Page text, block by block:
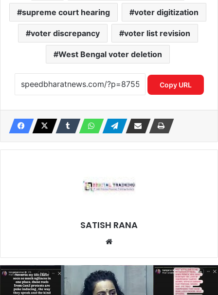
supreme court hearing voter digitization
voter discrepancy voter list revision
West Bengal voter deletion
Copy URL
SATISH RANA